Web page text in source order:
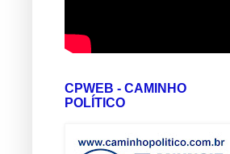
CPWEB - CAMINHO
POLÍTICO